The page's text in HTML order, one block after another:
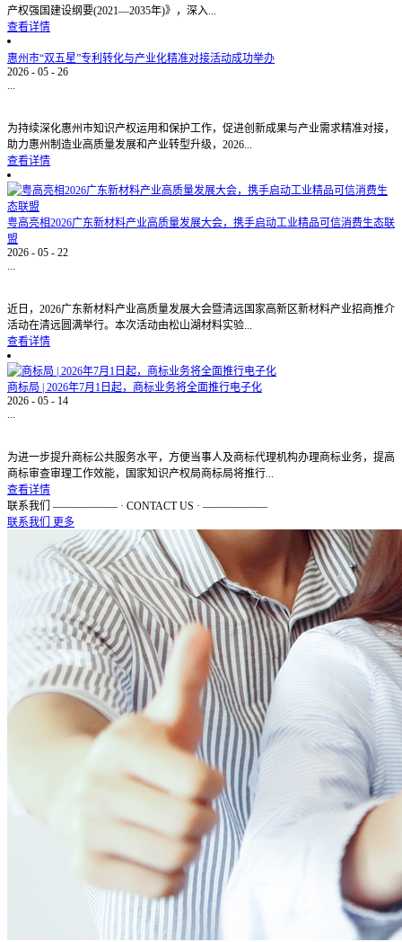
产权强国建设纲要(2021—2035年)》，深入...
查看详情
惠州市“双五星”专利转化与产业化精准对接活动成功举办
2026 - 05 - 26
...
为持续深化惠州市知识产权运用和保护工作，促进创新成果与产业需求精准对接，
助力惠州制造业高质量发展和产业转型升级，2026...
查看详情
粤高亮相2026广东新材料产业高质量发展大会，携手启动工业精品可信消费生态联
盟
2026 - 05 - 22
...
近日，2026广东新材料产业高质量发展大会暨清远国家高新区新材料产业招商推介
活动在清远圆满举行。本次活动由松山湖材料实验...
查看详情
商标局 | 2026年7月1日起，商标业务将全面推行电子化
2026 - 05 - 14
...
为进一步提升商标公共服务水平，方便当事人及商标代理机构办理商标业务，提高
商标审查审理工作效能，国家知识产权局商标局将推行...
查看详情
联系我们 —————— · CONTACT US · ——————
联系我们
更多